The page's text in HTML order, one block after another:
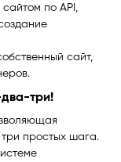
по API,
сайт,
три!
простых шага.